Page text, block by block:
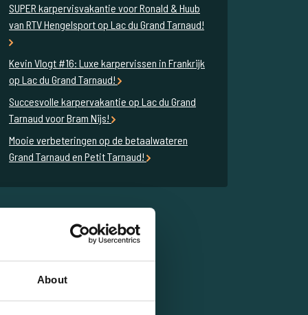
About
SUPER karpervisvakantie voor Ronald & Huub
van RTV Hengelsport op Lac du Grand Tarnaud!
Kevin Vlogt #16: Luxe karpervissen in Frankrijk
op Lac du Grand Tarnaud!
Succesvolle karpervakantie op Lac du Grand
Tarnaud voor Bram Nijs!
Mooie verbeteringen op de betaalwateren
Grand Tarnaud en Petit Tarnaud!